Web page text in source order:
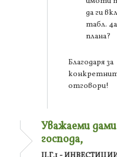
да ги
табл.
плана?
Благодаря за
отговори!
Уважаеми
господа,